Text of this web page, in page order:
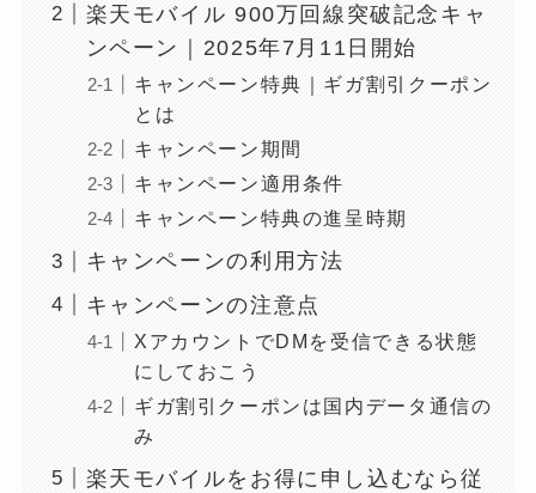
楽天モバイル 900万回線突破記念キャ
ンペーン｜2025年7月11日開始
キャンペーン特典｜ギガ割引クーポン
とは
キャンペーン期間
キャンペーン適用条件
キャンペーン特典の進呈時期
キャンペーンの利用方法
キャンペーンの注意点
XアカウントでDMを受信できる状態
にしておこう
ギガ割引クーポンは国内データ通信の
み
楽天モバイルをお得に申し込むなら従